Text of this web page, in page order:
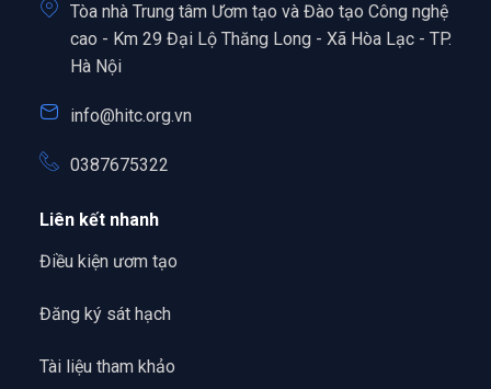
Tòa nhà Trung tâm Ươm tạo và Đào tạo Công nghệ
cao - Km 29 Đại Lộ Thăng Long - Xã Hòa Lạc - TP.
Hà Nội
info@hitc.org.vn
0387675322
Liên kết nhanh
Điều kiện ươm tạo
Đăng ký sát hạch
Tài liệu tham khảo